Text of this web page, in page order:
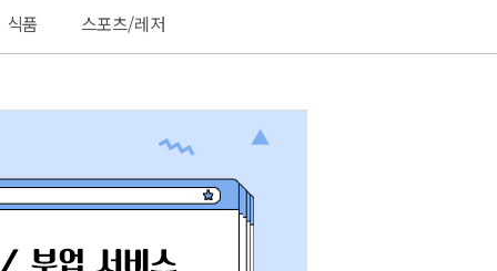
식품 스포츠/레저